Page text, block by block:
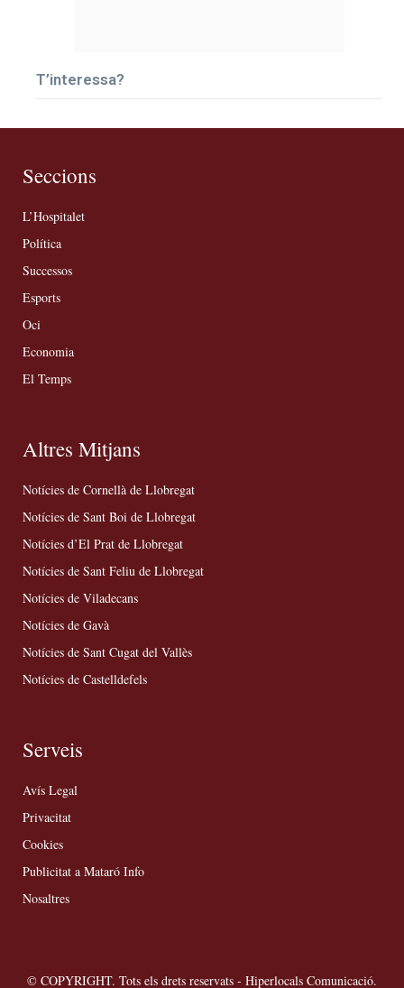
T’interessa?
Seccions
L’Hospitalet
Política
Successos
Esports
Oci
Economia
El Temps
Altres Mitjans
Notícies de Cornellà de Llobregat
Notícies de Sant Boi de Llobregat
Notícies d’El Prat de Llobregat
Notícies de Sant Feliu de Llobregat
Notícies de Viladecans
Notícies de Gavà
Notícies de Sant Cugat del Vallès
Notícies de Castelldefels
Serveis
Avís Legal
Privacitat
Cookies
Publicitat a Mataró Info
Nosaltres
© COPYRIGHT. Tots els drets reservats - Hiperlocals Comunicació.